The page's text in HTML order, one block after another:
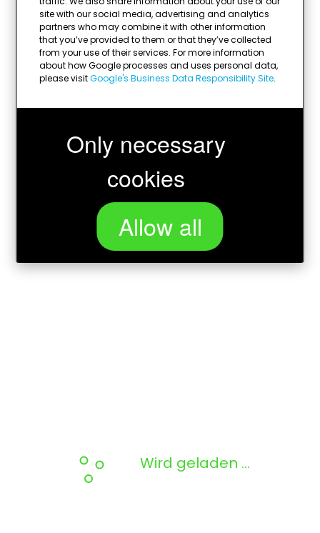
site with our social media, advertising and analytics
partners who may combine it with other information
that you’ve provided to them or that they’ve collected
from your use of their services. For more information
about how Google processes and uses personal data,
please visitGoogle's Business Data Responsibility Site.
Only necessary
cookies
Allow all
Wird geladen …